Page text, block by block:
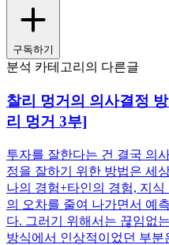
구독하기
분석 카테고리의 다른글
찰리 멍거의 의사결정
리 멍거 3부]
투자를 잘한다는 건 결국 의
정을 잘하기 위한 방법은 세
나의 경험+타인의 경험, 지
의 오차를 줄여 나가면서 예
다. 그러기 위해서는 끊임없
방식에서 인상적이었던 부